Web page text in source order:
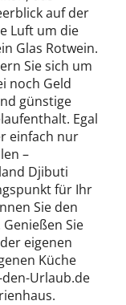
auf der
Luft um die
Glas Rotwein.
Sie sich um
noch Geld
günstige
Egal
einfach nur
–
Djibuti
für Ihr
Sie den
Sie
eigenen
Küche
Urlaub.de